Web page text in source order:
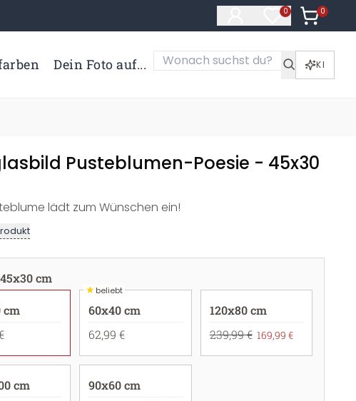
0
Artikel im
0
Artikel
Dein Foto auf... KI
Pusteblumen-Poesie - 45x30
lädt zum Wünschen ein!
45x30 cm
cm
★beliebt
60x40 cm
62,99 €
120x80 cm
239,99 € 169,99 €
cm
90x60 cm